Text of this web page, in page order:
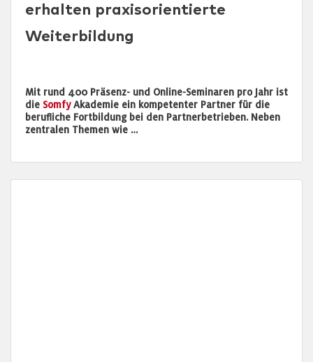
erhalten praxisorientierte
Weiterbildung
Mit rund 400 Präsenz- und Online-Seminaren pro Jahr ist
die SomfyAkademie ein kompetenter Partner für die
berufliche Fortbildung bei den Partnerbetrieben. Neben
zentralen Themen wie …